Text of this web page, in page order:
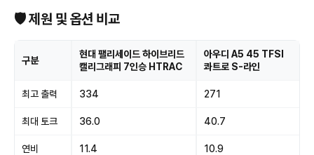
🛡 제원 및 옵션 비교
구분
현대 팰리세이드 하이브리드
캘리그래피 7인승 HTRAC
아우디 A5 45 TFSI
콰트로 S-라인
최고 출력 334 271
최대 토크 36.0 40.7
연비 11.4 10.9